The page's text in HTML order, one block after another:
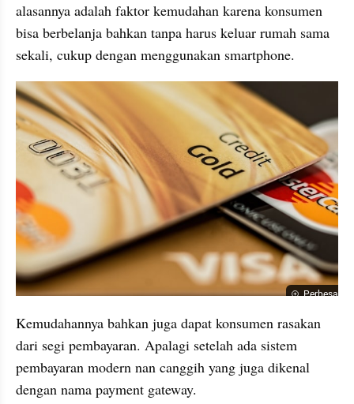
alasannya adalah faktor kemudahan karena konsumen
bisa berbelanja bahkan tanpa harus keluar rumah sama
sekali, cukup dengan menggunakan smartphone.
Perbesar
Kemudahannya bahkan juga dapat konsumen rasakan
dari segi pembayaran. Apalagi setelah ada sistem
pembayaran modern nan canggih yang juga dikenal
dengan nama payment gateway.